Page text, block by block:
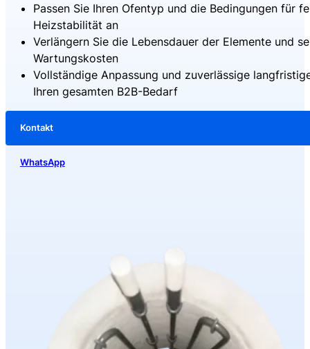
Passen Sie Ihren Ofentyp und die Bedingungen für
Heizstabilität an
Verlängern Sie die Lebensdauer der Elemente und
Wartungskosten
Vollständige Anpassung und zuverlässige
Ihren gesamten B2B-Bedarf
Kontakt
WhatsApp